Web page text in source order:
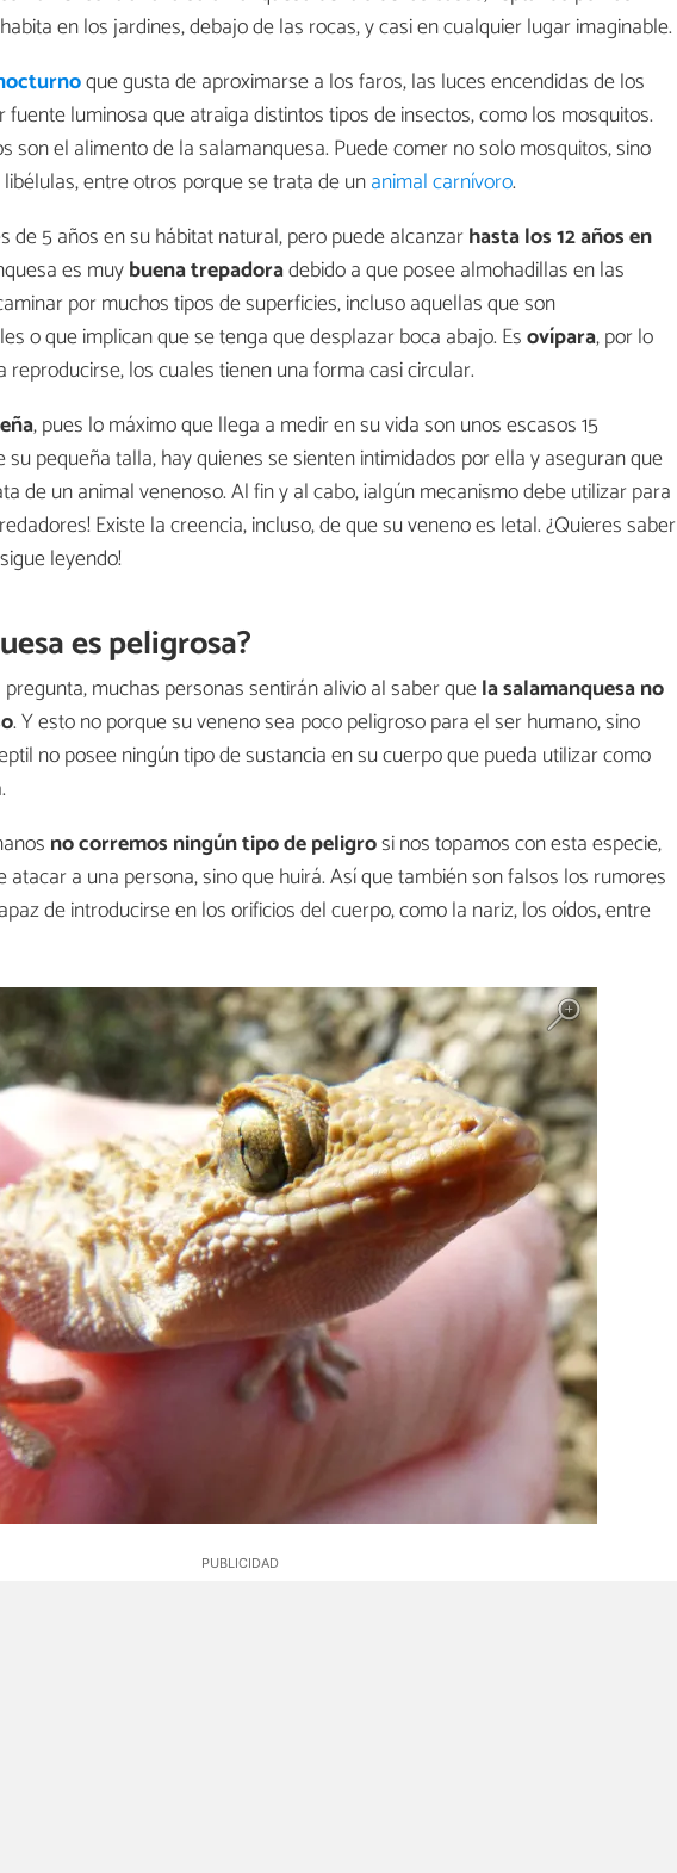
en los jardines, debajo de las rocas, y casi en cualquier lugar imaginable.
que gusta de aproximarse a los faros, las luces encendidas de los
fuente luminosa que atraiga distintos tipos de insectos, como los mosquitos.
son el alimento de la salamanquesa. Puede comer no solo mosquitos, sino
entre otros porque se trata de unanimal carnívoro.
de 5 años en su hábitat natural, pero puede alcanzarhasta los 12 años en
es muybuenatrepadoradebido a que posee almohadillas en las
por muchos tipos de superficies, incluso aquellas que son
o que implican que se tenga que desplazar boca abajo. Esovípara, por lo
reproducirse, los cuales tienen una forma casi circular.
, pues lo máximo que llega a medir en su vida son unos escasos 15
pequeña talla, hay quienes se sienten intimidados por ella y aseguran que
de un animal venenoso. Al fin y al cabo, ¡algún mecanismo debe utilizar para
Existe la creencia, incluso, de que su veneno es letal. ¿Quieres saber
leyendo!
es peligrosa?
muchas personas sentirán alivio al saber quela salamanquesa no
. Y esto no porque su veneno sea poco peligroso para el ser humano, sino
no posee ningún tipo de sustancia en su cuerpo que pueda utilizar como
no corremos ningún tipo de peligrosi nos topamos con esta especie,
a una persona, sino que huirá. Así que también son falsos los rumores
de introducirse en los orificios del cuerpo, como la nariz, los oídos, entre